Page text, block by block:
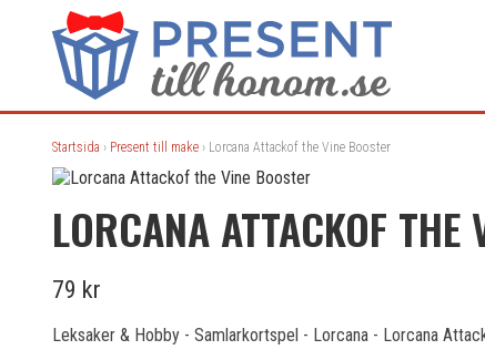
Startsida › Present till make › Lorcana Attackof the Vine Booster
LORCANA ATTACKOF THE
79 kr
Leksaker & Hobby - Samlarkortspel - Lorcana - Lorcana